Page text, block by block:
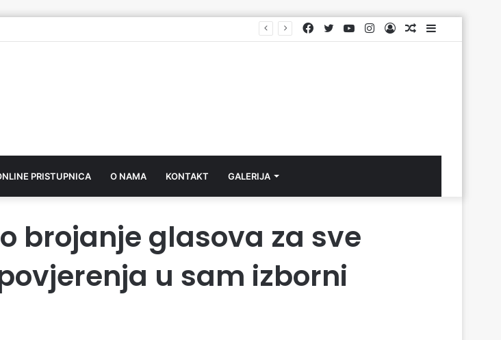
Gradskom vijeću Tuzla Aktuelno
Log
Instagram
YouTube
Twitter
Facebook
PRISTUPNICA O NAMA KONTAKT GALERIJA
brojanje glasova za sve
u sam izborni